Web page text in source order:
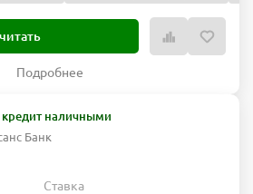
Подробнее
кредит наличными
Банк
Ставка